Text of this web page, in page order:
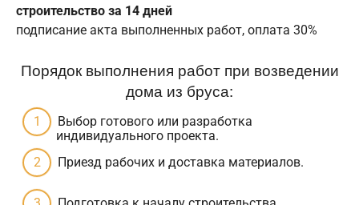
строительство за 14 дней
подписание акта выполненных работ, оплата 30%
Порядок выполнения работ при возведении
дома из бруса:
Выбор готового или разработка
индивидуального проекта.
Приезд рабочих и доставка материалов.